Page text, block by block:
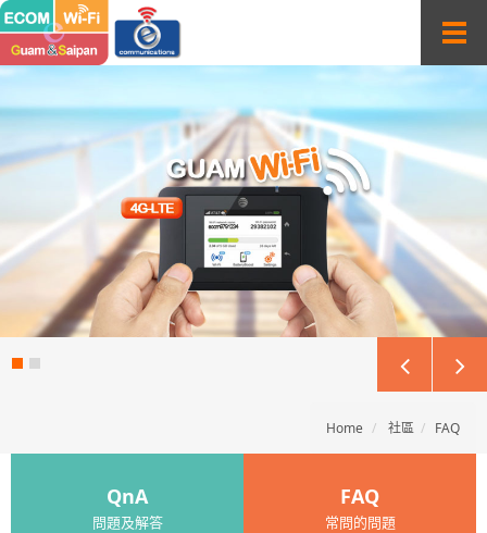
T
a
t
i
o
n
Home 社區 FAQ
QnA
問題及解答
FAQ
常問的問題